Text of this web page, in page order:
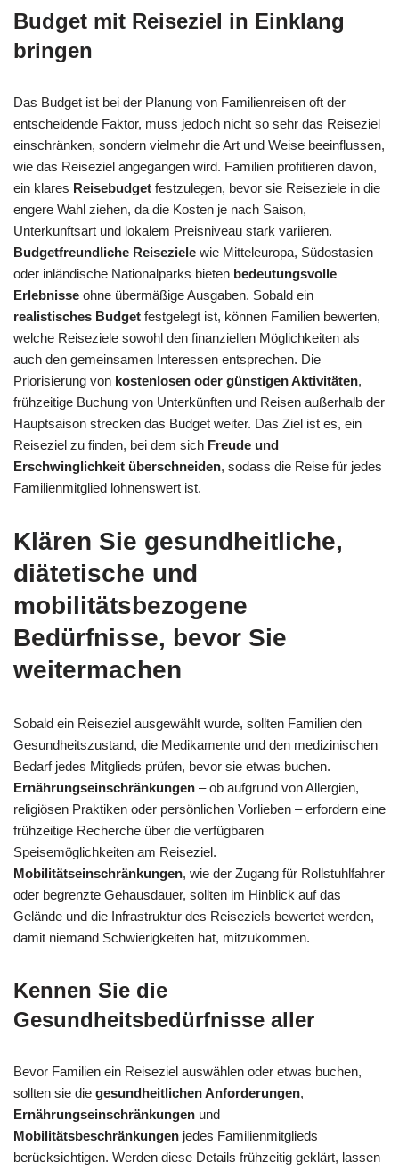
Budget mit Reiseziel in Einklang
bringen
Das Budget ist bei der Planung von Familienreisen oft der
entscheidende Faktor, muss jedoch nicht so sehr das Reiseziel
einschränken, sondern vielmehr die Art und Weise beeinflussen,
wie das Reiseziel angegangen wird. Familien profitieren davon,
ein klares Reisebudget festzulegen, bevor sie Reiseziele in die
engere Wahl ziehen, da die Kosten je nach Saison,
Unterkunftsart und lokalem Preisniveau stark variieren.
Budgetfreundliche Reiseziele wie Mitteleuropa, Südostasien
oder inländische Nationalparks bieten bedeutungsvolle
Erlebnisse ohne übermäßige Ausgaben. Sobald ein
realistisches Budget festgelegt ist, können Familien bewerten,
welche Reiseziele sowohl den finanziellen Möglichkeiten als
auch den gemeinsamen Interessen entsprechen. Die
Priorisierung von kostenlosen oder günstigen Aktivitäten,
frühzeitige Buchung von Unterkünften und Reisen außerhalb der
Hauptsaison strecken das Budget weiter. Das Ziel ist es, ein
Reiseziel zu finden, bei dem sich Freude und
Erschwinglichkeit überschneiden, sodass die Reise für jedes
Familienmitglied lohnenswert ist.
Klären Sie gesundheitliche,
diätetische und
mobilitätsbezogene
Bedürfnisse, bevor Sie
weitermachen
Sobald ein Reiseziel ausgewählt wurde, sollten Familien den
Gesundheitszustand, die Medikamente und den medizinischen
Bedarf jedes Mitglieds prüfen, bevor sie etwas buchen.
Ernährungseinschränkungen – ob aufgrund von Allergien,
religiösen Praktiken oder persönlichen Vorlieben – erfordern eine
frühzeitige Recherche über die verfügbaren
Speisemöglichkeiten am Reiseziel.
Mobilitätseinschränkungen, wie der Zugang für Rollstuhlfahrer
oder begrenzte Gehausdauer, sollten im Hinblick auf das
Gelände und die Infrastruktur des Reiseziels bewertet werden,
damit niemand Schwierigkeiten hat, mitzukommen.
Kennen Sie die
Gesundheitsbedürfnisse aller
Bevor Familien ein Reiseziel auswählen oder etwas buchen,
sollten sie die gesundheitlichen Anforderungen,
Ernährungseinschränkungen und
Mobilitätsbeschränkungen jedes Familienmitglieds
berücksichtigen. Werden diese Details frühzeitig geklärt, lassen